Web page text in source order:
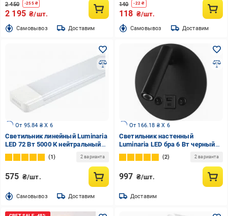
2 450 -255₴
2 195 ₴/шт.
Cамовывоз Доставим
140 -22 ₴
118 ₴/шт.
Cамовывоз Доставим
От 95.84 ₴ X 6
Светильник линейный Luminaria
LED 72 Вт 5000 К нейтральный
LM-72W 5000K
1 2 варианта
575 ₴/шт.
Cамовывоз Доставим
От 166.18 ₴ X 6
Светильник настенный
Luminaria LED бра 6 Вт черный
CHARG 8W BLACK
2 2 варианта
997 ₴/шт.
Доставим